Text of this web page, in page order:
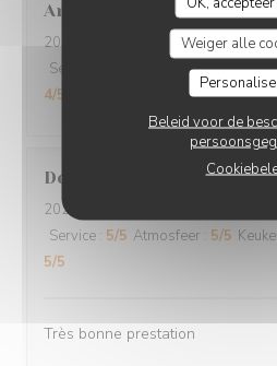
Weiger alle
Beleid voor de
Annie
2026-07-19
- 12:30 - Gasten 4
Service
Atmosfeer:5/5
4/5
Denyse
2026-07-19
Service : 5/5 Atmosfeer : 5/5
5/5
Très bonne prestation